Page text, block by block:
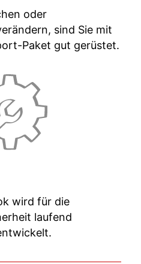
oder
sind Sie mit
Paket gut gerüstet.
wird für die
laufend